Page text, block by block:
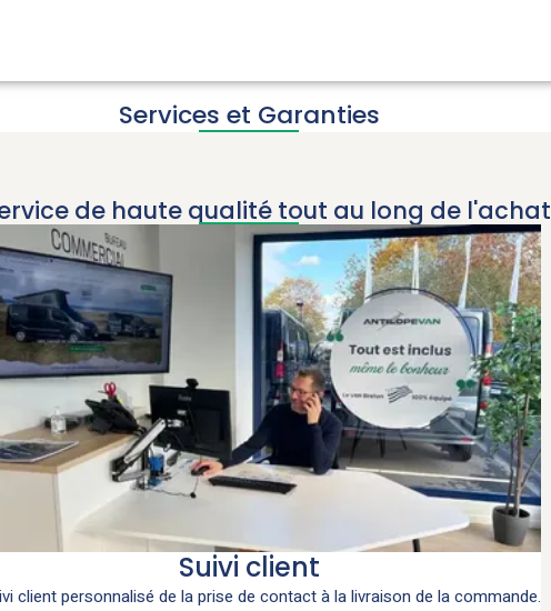
Services et Garanties
de haute qualité tout au long de l'achat
Suivi client
client personnalisé de la prise de contact à la livraison de la commande.